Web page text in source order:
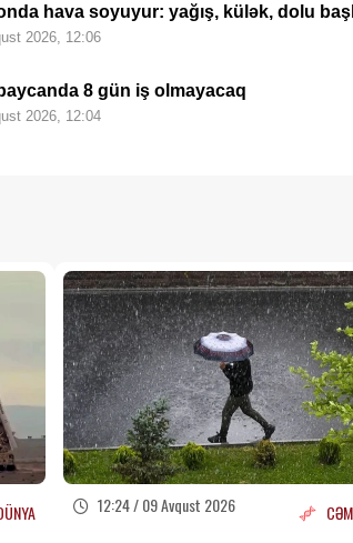
hava soyuyur: yağış, külək, dolu
2026, 12:06
8 gün iş olmayacaq
2026, 12:04
12:24 / 09 Avqust 2026